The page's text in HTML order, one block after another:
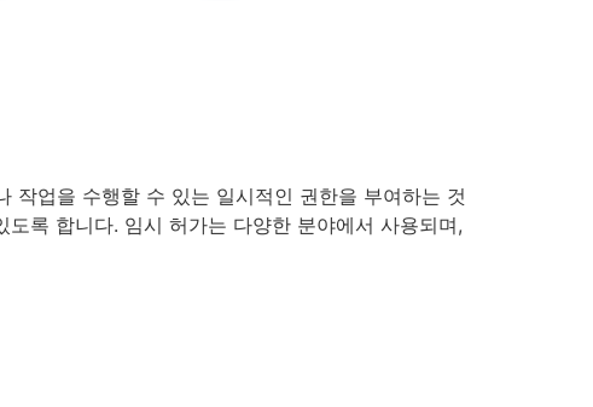
업을 수행할 수 있는 일시적인 권한을 부여하는 것
록 합니다. 임시 허가는 다양한 분야에서 사용되며,